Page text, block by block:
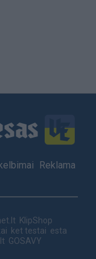
Reklama
KlipShop
ket testai esta
GOSAVY